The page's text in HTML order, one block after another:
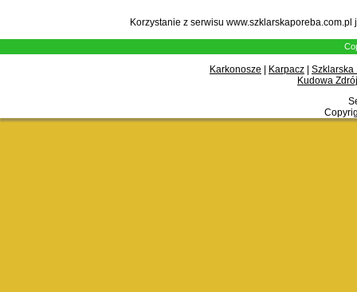
Korzystanie z serwisu
Karkonosze Karpacz
Szklarska
Kudowa